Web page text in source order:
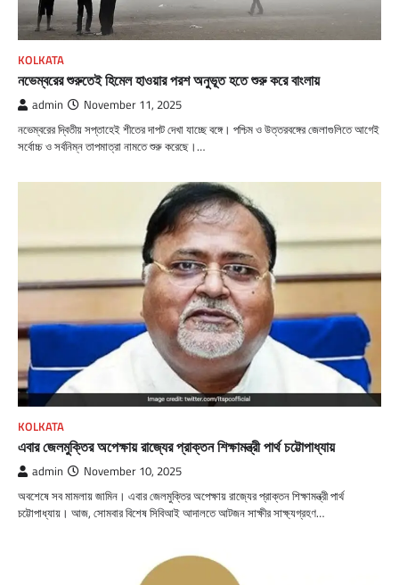
KOLKATA
নভেম্বরের শুরুতেই হিমেল হাওয়ার পরশ অনুভূত হতে শুরু করে বাংলায়
admin November 11, 2025
নভেম্বরের দ্বিতীয় সপ্তাহেই শীতের দাপট দেখা যাচ্ছে বঙ্গে। পশ্চিম ও উত্তরবঙ্গের জেলাগুলিতে আগেই
সর্বোচ্চ ও সর্বনিম্ন তাপমাত্রা নামতে শুরু করেছে।…
KOLKATA
এবার জেলমুক্তির অপেক্ষায় রাজ্যের প্রাক্তন শিক্ষামন্ত্রী পার্থ চট্টোপাধ্যায়
admin November 10, 2025
অবশেষে সব মামলায় জামিন। এবার জেলমুক্তির অপেক্ষায় রাজ্যের প্রাক্তন শিক্ষামন্ত্রী পার্থ
চট্টোপাধ্যায়। আজ, সোমবার বিশেষ সিবিআই আদালতে আটজন সাক্ষীর সাক্ষ্যগ্রহণ…